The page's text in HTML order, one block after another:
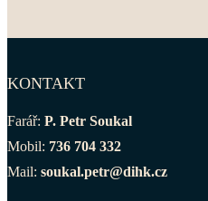
KONTAKT
Farář: P. Petr Soukal
Mobil: 736 704 332
Mail: soukal.petr@dihk.cz